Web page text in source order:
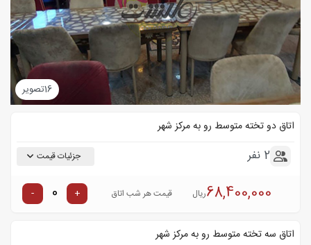
16تصویر
اتاق دو تخته متوسط رو به مرکز شهر
2 نفر جزئیات قیمت
68,400,000ریال قیمت هر شب اتاق +
-
اتاق سه تخته متوسط رو به مرکز شهر